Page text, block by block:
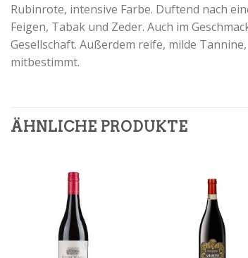
Rubinrote, intensive Farbe. Duftend nach
Feigen, Tabak und Zeder. Auch im
Gesellschaft. Außerdem reife, milde
mitbestimmt.
ÄHNLICHE PRODUKTE